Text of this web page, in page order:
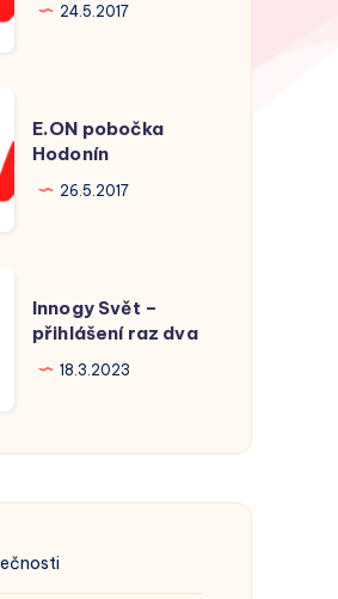
24.5.2017
E.ON pobočka
Hodonín
26.5.2017
Innogy Svět –
přihlášení raz dva
18.3.2023